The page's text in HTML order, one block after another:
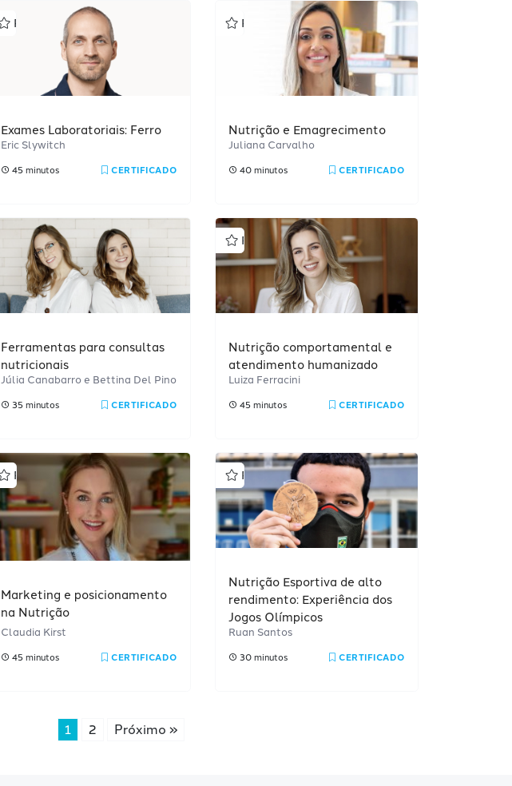
Profissional
Exames Laboratoriais: Ferro
Eric Slywitch
45 minutos CERTIFICADO
Profissional
Nutrição e Emagrecimento
Juliana Carvalho
40 minutos CERTIFICADO
Ferramentas para consultas
nutricionais
Júlia Canabarro e Bettina Del Pino
35 minutos CERTIFICADO
Profissional
Nutrição comportamental e
atendimento humanizado
Luiza Ferracini
45 minutos CERTIFICADO
Profissional
Marketing e posicionamento
na Nutrição
Claudia Kirst
45 minutos CERTIFICADO
Profissional
Nutrição Esportiva de alto
rendimento: Experiência dos
Jogos Olímpicos
Ruan Santos
30 minutos CERTIFICADO
1 2 Próximo »